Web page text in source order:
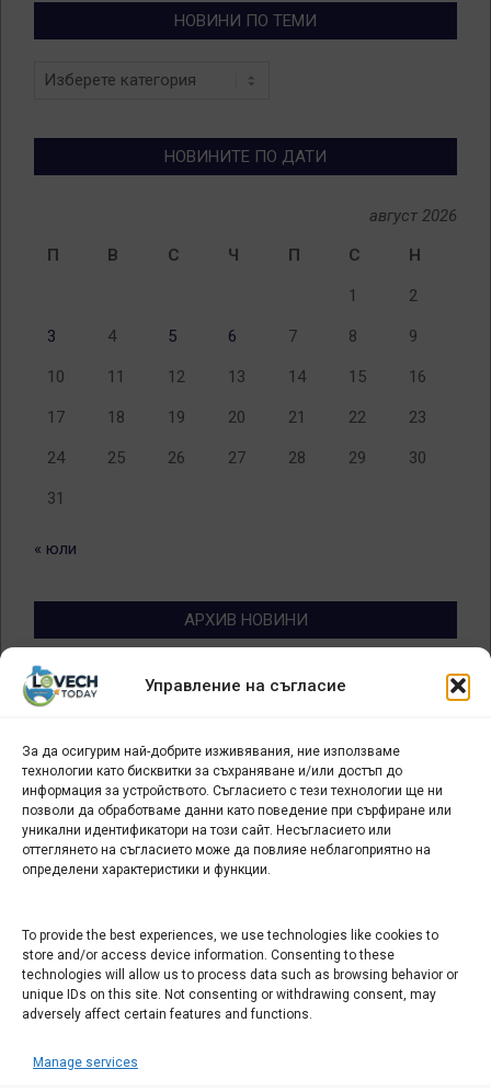
Управление на съгласие
За да осигурим най-добрите изживявания, ние използваме
технологии като бисквитки за съхраняване и/или достъп до
информация за устройството. Съгласието с тези технологии ще ни
позволи да обработваме данни като поведение при сърфиране или
уникални идентификатори на този сайт. Несъгласието или
оттеглянето на съгласието може да повлияе неблагоприятно на
определени характеристики и функции.
To provide the best experiences, we use technologies like cookies to
store and/or access device information. Consenting to these
technologies will allow us to process data such as browsing behavior or
unique IDs on this site. Not consenting or withdrawing consent, may
adversely affect certain features and functions.
Manage services
НОВИНИ ПО ТЕМИ
Новини
НОВИНИТЕ ПО ДАТИ
август 2026
П
В С Ч П С Н
1 2
3 4 5 6 7 8 9
10 11 12 13 14 15 16
17 18 19 20 21 22 23
24 25 26 27 28 29 30
31
« юли
АРХИВ НОВИНИ
Архив
новини
БИЗНЕС
Арт галерия "Мостове" – магазин за изкуство
СЕВЕРОЗАПАДА ИНФОРМАЦИОНЕН БИЗНЕС
ТУРИСТИЧЕСКИ КЛЪСТЕР
ИНСТИТУЦИИ В ЛОВЕЧ
Административен съд Ловеч
Областна администрация Ловеч
ОДМВР Ловеч